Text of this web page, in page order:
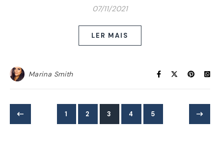
07/11/2021
LER MAIS
Marina Smith
1 2 3 4 5